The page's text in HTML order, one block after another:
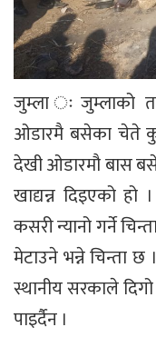
जुम्ला ःजुम्लाको
ओडारमै बसेका चेते
देखी ओडारमौ बास
खाद्यन्न दिइएको
कसरी न्यानो गर्ने
मेटाउने भन्ने चिन्ता
स्थानीय सरकाले
पाइर्दैन ।